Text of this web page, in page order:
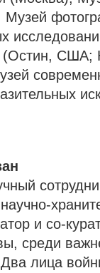
Музей
(Остин, США;
и со-
среди
Два лица